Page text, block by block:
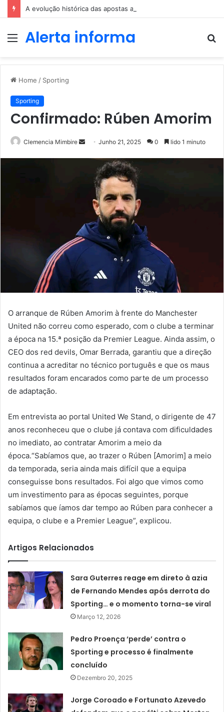
A evolução histórica das apostas ao longo dos séculos
MenuAlerta informa
Home / Sporting
Sporting
Confirmado: Rúben Amorim
Clemencia Mimbire
SendJunho 21, 2025 0 lido 1 minuto
O arranque de Rúben Amorim à frente do Manchester
United não correu como esperado, com o clube a terminar
a época na 15.ª posição da Premier League. Ainda assim, o
CEO dos red devils, Omar Berrada, garantiu que a direção
continua a acreditar no técnico português e que os maus
resultados foram encarados como parte de um processo
de adaptação.
Em entrevista ao portal United We Stand, o dirigente de 47
anos reconheceu que o clube já contava com dificuldades
no imediato, ao contratar Amorim a meio da
época.“Sabíamos que, ao trazer o Rúben [Amorim] a meio
da temporada, seria ainda mais difícil que a equipa
conseguisse bons resultados. Foi algo que vimos como
um investimento para as épocas seguintes, porque
sabíamos que íamos dar tempo ao Rúben para conhecer a
equipa, o clube e a Premier League”, explicou.
Artigos Relacionados
Sara Guterres reage em direto à azia
de Fernando Mendes após derrota do
Sporting… e o momento torna-se viral
Março 12, 2026
Pedro Proença ‘perde’ contra o
Sporting e processo é finalmente
concluído
Dezembro 20, 2025
Jorge Coroado e Fortunato Azevedo